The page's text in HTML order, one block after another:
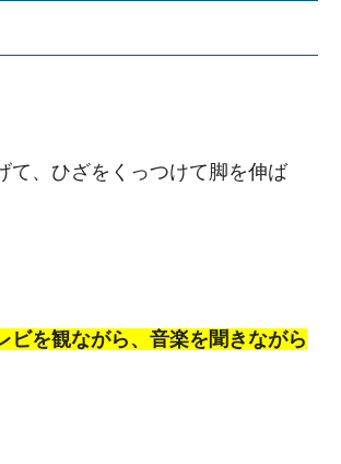
、ひざをくっつけて脚を伸ば
ビを観ながら、音楽を聞きながら